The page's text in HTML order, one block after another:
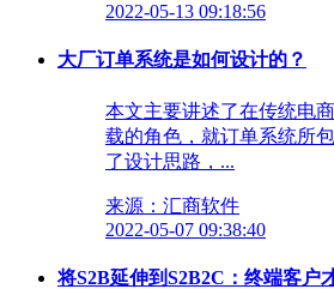
2022-05-13 09:18:56
大厂订单系统是如何设计的？
本文主要讲述了在传统电
载的角色，就订单系统所
了设计思路，...
来源：汇商软件
2022-05-07 09:38:40
将S2B延伸到S2B2C：终端客户